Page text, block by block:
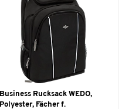
Business Rucksack WEDO,
Polyester, Fächer f.